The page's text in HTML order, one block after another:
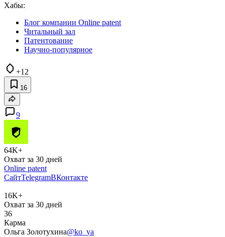
Хабы:
Блог компании Online patent
Читальный зал
Патентование
Научно-популярное
+12
16
9
64K+
Охват за 30 дней
Online patent
СайтTelegramВКонтакте
16K+
Охват за 30 дней
36
Карма
Ольга Золотухина@ko_ya